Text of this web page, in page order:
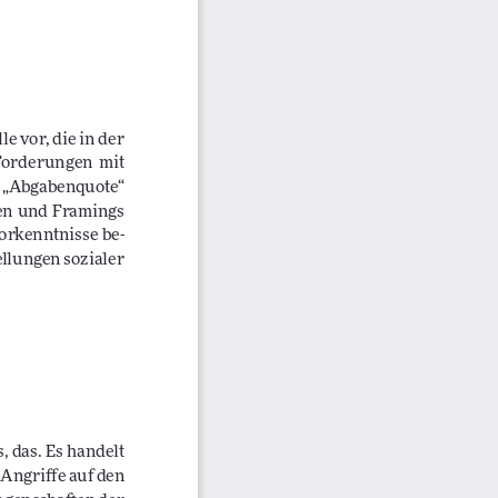
vor, die in der
mit
und  Framings
be-
sozialer
das. Es handelt
auf den